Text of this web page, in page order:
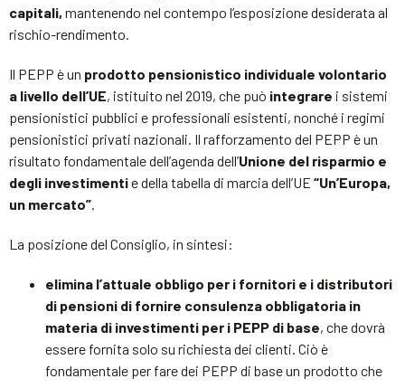
capitali, mantenendo nel contempo l’esposizione desiderata al
rischio-rendimento.
Il PEPP è un prodotto pensionistico individuale volontario
a livello dell’UE, istituito nel 2019, che può integrare i sistemi
pensionistici pubblici e professionali esistenti, nonché i regimi
pensionistici privati nazionali. Il rafforzamento del PEPP è un
risultato fondamentale dell’agenda dell’Unione del risparmio e
degli investimentie della tabella di marcia dell’UE “Un’Europa,
un mercato”.
La posizione del Consiglio, in sintesi:
elimina l’attuale obbligo per i fornitori e i distributori
di pensioni di fornire consulenza obbligatoria in
materia di investimenti per i PEPP di base, che dovrà
essere fornita solo su richiesta dei clienti. Ciò è
fondamentale per fare dei PEPP di base un prodotto che